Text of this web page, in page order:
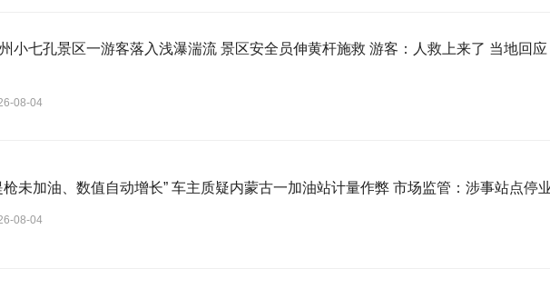
七孔景区一游客落入浅瀑湍流 景区安全员伸黄杆施救 游客：人救上来了 当地回应：完全按照救援标
08-04
“提枪未加油、数值自动增长” 车主质疑内蒙古一加油站计量作弊 市场监管：涉事
08-04